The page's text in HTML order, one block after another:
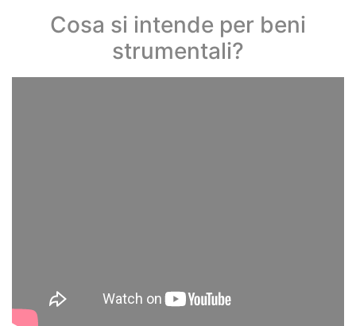
Cosa si intende per beni
strumentali?